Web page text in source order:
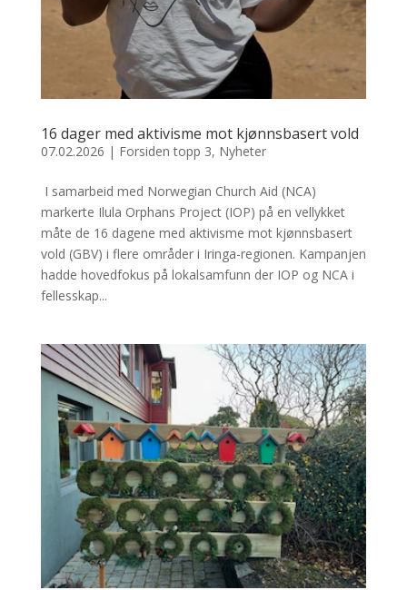
16 dager med aktivisme mot kjønnsbasert vold
07.02.2026 | Forsiden topp 3, Nyheter
I samarbeid med Norwegian Church Aid (NCA)
markerte Ilula Orphans Project (IOP) på en vellykket
måte de 16 dagene med aktivisme mot kjønnsbasert
vold (GBV) i flere områder i Iringa-regionen. Kampanjen
hadde hovedfokus på lokalsamfunn der IOP og NCA i
fellesskap...